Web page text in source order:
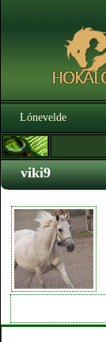
Lónevelde
viki9